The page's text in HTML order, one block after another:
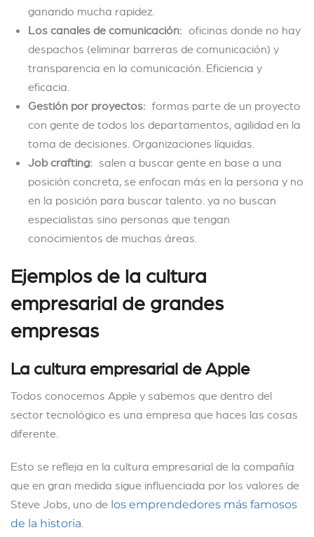
ganando mucha rapidez.
Los canales de comunicación: oficinas donde no hay
despachos (eliminar barreras de comunicación) y
transparencia en la comunicación. Eficiencia y
eficacia.
Gestión por proyectos: formas parte de un proyecto
con gente de todos los departamentos, agilidad en la
toma de decisiones. Organizaciones líquidas.
Job crafting: salen a buscar gente en base a una
posición concreta, se enfocan más en la persona y no
en la posición para buscar talento. ya no buscan
especialistas sino personas que tengan
conocimientos de muchas áreas.
Ejemplos de la cultura
empresarial de grandes
empresas
La cultura empresarial de Apple
Todos conocemos Apple y sabemos que dentro del
sector tecnológico es una empresa que haces las cosas
diferente.
Esto se refleja en la cultura empresarial de la compañía
que en gran medida sigue influenciada por los valores de
Steve Jobs, uno de los emprendedores más famosos
de la historia